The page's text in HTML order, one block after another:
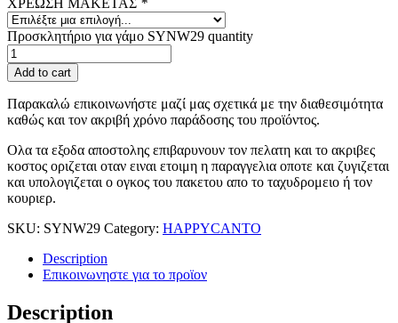
ΧΡΕΩΣΗ ΜΑΚΕΤΑΣ *
Προσκλητήριο για γάμο SYNW29 quantity
Add to cart
Παρακαλώ επικοινωνήστε μαζί μας σχετικά με την διαθεσιμότητα
καθώς και τον ακριβή χρόνο παράδοσης του προϊόντος.
Ολα τα εξοδα αποστολης επιβαρυνουν τον πελατη και το ακριβες
κοστος οριζεται οταν ειναι ετοιμη η παραγγελια οποτε και ζυγιζεται
και υπολογιζεται ο ογκος του πακετου απο το ταχυδρομειο ή τον
κουριερ.
SKU: SYNW29 Category: HAPPYCANTO
Description
Επικοινωνηστε για το προϊoν
Description